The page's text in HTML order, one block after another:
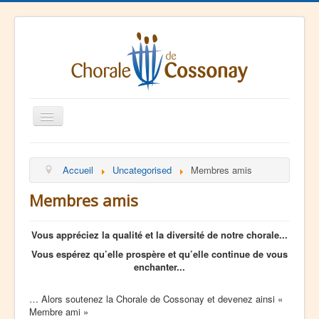
Basculer
la
Agenda
Ressources
Accueil Uncategorised Membres amis
Membres amis
Vous appréciez la qualité et la diversité de notre chorale...
Vous espérez qu’elle prospère et qu’elle continue de vous
enchanter...
… Alors soutenez la Chorale de Cossonay et devenez ainsi «
Membre ami »